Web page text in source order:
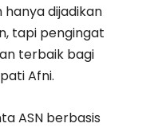
hanya dijadikan
tapi pengingat
terbaik bagi
Afni.
ASN berbasis